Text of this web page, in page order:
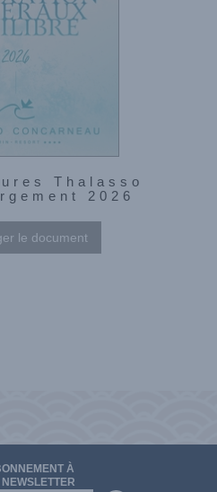
Thalasso
2026
le document
À
NEWSLETTER